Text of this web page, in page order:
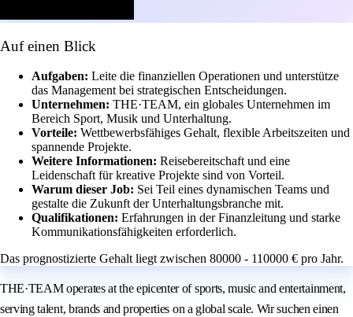
Auf einen Blick
Aufgaben: Leite die finanziellen Operationen und unterstütze
das Management bei strategischen Entscheidungen.
Unternehmen: THE·TEAM, ein globales Unternehmen im
Bereich Sport, Musik und Unterhaltung.
Vorteile: Wettbewerbsfähiges Gehalt, flexible Arbeitszeiten und
spannende Projekte.
Weitere Informationen: Reisebereitschaft und eine
Leidenschaft für kreative Projekte sind von Vorteil.
Warum dieser Job: Sei Teil eines dynamischen Teams und
gestalte die Zukunft der Unterhaltungsbranche mit.
Qualifikationen: Erfahrungen in der Finanzleitung und starke
Kommunikationsfähigkeiten erforderlich.
Das prognostizierte Gehalt liegt zwischen 80000 - 110000 € pro Jahr.
THE·TEAM operates at the epicenter of sports, music and entertainment,
serving talent, brands and properties on a global scale. Wir suchen einen